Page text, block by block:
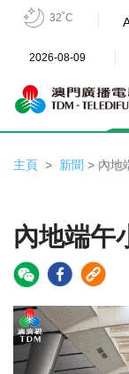
32˚C
2026-08-09
主頁 新聞 > 內地
內地端午